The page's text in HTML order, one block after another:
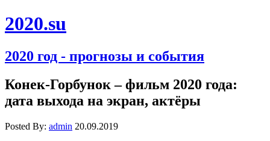
2020.su
2020 год - прогнозы и события
Конек-Горбунок – фильм 2020 года:
дата выхода на экран, актёры
Posted By: admin 20.09.2019